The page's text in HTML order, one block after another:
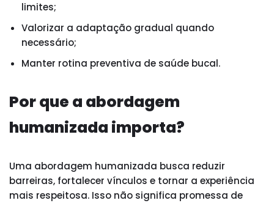
limites;
Valorizar a adaptação gradual quando
necessário;
Manter rotina preventiva de saúde bucal.
Por que a abordagem
humanizada importa?
Uma abordagem humanizada busca reduzir
barreiras, fortalecer vínculos e tornar a experiência
mais respeitosa. Isso não significa promessa de